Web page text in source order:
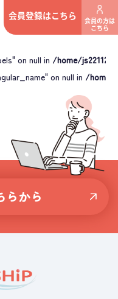
会員登録はこちら
会員の方は
こちら
on null in /home/
on null in /home/
らから